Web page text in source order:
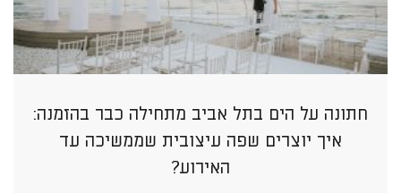
חתונה על הים בתל אביב מתחילה כבר בהזמנה:
איך יוצרים שפה עיצובית שממשיכה עד
האירוע?